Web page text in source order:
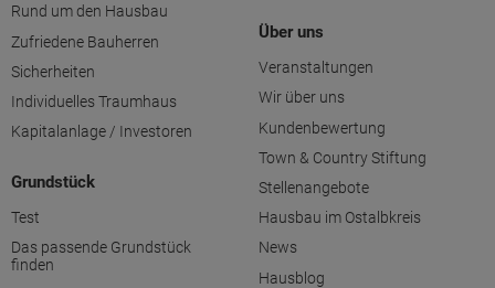
Rund um den Hausbau
Zufriedene Bauherren
Sicherheiten
Individuelles Traumhaus
Kapitalanlage / Investoren
Grundstück
Test
Das passende Grundstück
finden
Über uns
Veranstaltungen
Wir über uns
Kundenbewertung
Town & Country Stiftung
Stellenangebote
Hausbau im Ostalbkreis
News
Hausblog